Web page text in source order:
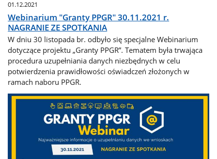
01.12.2021
Webinarium "Granty PPGR" 30.11.2021 r.
NAGRANIE ZE SPOTKANIA
W dniu 30 listopada br. odbyło się specjalne Webinarium
dotyczące projektu „Granty PPGR”. Tematem była trwająca
procedura uzupełniania danych niezbędnych w celu
potwierdzenia prawidłowości oświadczeń złożonych w
ramach naboru PPGR.